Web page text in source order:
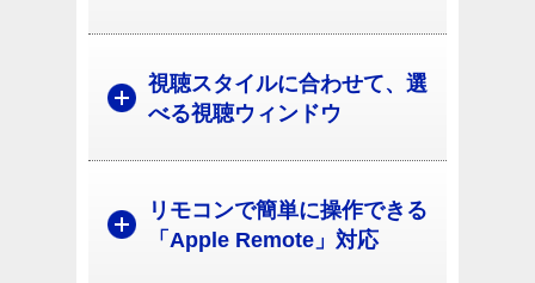
視聴スタイルに合わせて、選
べる視聴ウィンドウ
リモコンで簡単に操作できる
「Apple Remote」対応